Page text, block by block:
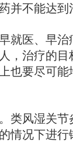
并不能达到
医、早治
，治疗的
也要尽可
风湿关节
情况下进